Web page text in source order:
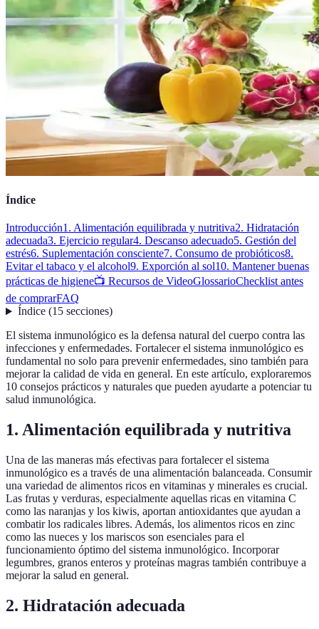
Índice
Introducción1. Alimentación equilibrada y nutritiva2. Hidratación
adecuada3. Ejercicio regular4. Descanso adecuado5. Gestión del
estrés6. Suplementación consciente7. Consumo de probióticos8.
Evitar el tabaco y el alcohol9. Exporción al sol10. Mantener buenas
prácticas de higiene📺 Recursos de VideoGlossarioChecklist antes
de comprarFAQ
Índice(15 secciones)
El sistema inmunológico es la defensa natural del cuerpo contra las
infecciones y enfermedades. Fortalecer el sistema inmunológico es
fundamental no solo para prevenir enfermedades, sino también para
mejorar la calidad de vida en general. En este artículo, exploraremos
10 consejos prácticos y naturales que pueden ayudarte a potenciar tu
salud inmunológica.
1. Alimentación equilibrada y nutritiva
Una de las maneras más efectivas para fortalecer el sistema
inmunológico es a través de una alimentación balanceada. Consumir
una variedad de alimentos ricos en vitaminas y minerales es crucial.
Las frutas y verduras, especialmente aquellas ricas en vitamina C
como las naranjas y los kiwis, aportan antioxidantes que ayudan a
combatir los radicales libres. Además, los alimentos ricos en zinc
como las nueces y los mariscos son esenciales para el
funcionamiento óptimo del sistema inmunológico. Incorporar
legumbres, granos enteros y proteínas magras también contribuye a
mejorar la salud en general.
2. Hidratación adecuada